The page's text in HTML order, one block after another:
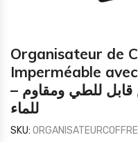
Organisateur de
Imperméable
– صندوق تنظيم الأغراض قابل للطي ومقاوم
للماء
SKU: